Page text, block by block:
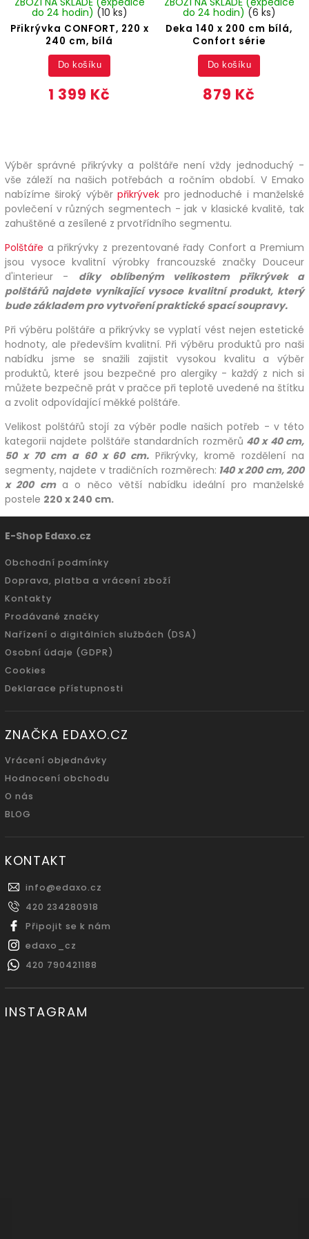
Přikrývka CONFORT, 220 x
240 cm, bílá
do 24 hodin) (10 ks)
1 399 Kč
Do košíku
Deka 140 x 200 cm bílá,
Confort série
do 24 hodin) (6 ks)
879 Kč
Do košíku
Výběr správné přikrývky a polštáře není vždy jednoduchý -
vše záleží na našich potřebách a ročním období. V Emako
nabízíme široký výběrpřikrývek pro jednoduché i manželské
povlečení v různých segmentech - jak v klasické kvalitě, tak
zahuštěné a zesílené z prvotřídního segmentu.
Polštáře a přikrývky z prezentované řady Confort a Premium
jsou vysoce kvalitní výrobky francouzské značky Douceur
d'interieur - díky oblíbeným velikostem přikrývek a
polštářů najdete vynikající vysoce kvalitní produkt, který
bude základem pro vytvoření praktické spací soupravy.
Při výběru polštáře a přikrývky se vyplatí vést nejen estetické
hodnoty, ale především kvalitní. Při výběru produktů pro naši
nabídku jsme se snažili zajistit vysokou kvalitu a výběr
produktů, které jsou bezpečné pro alergiky - každý z nich si
můžete bezpečně prát v pračce při teplotě uvedené na štítku
a zvolit odpovídající měkké polštáře.
Velikost polštářů stojí za výběr podle našich potřeb - v této
kategorii najdete polštáře standardních rozměrů 40 x 40 cm,
50 x 70 cm a 60 x 60 cm. Přikrývky, kromě rozdělení na
segmenty, najdete v tradičních rozměrech: 140 x 200 cm, 200
x 200 cm a o něco větší nabídku ideální pro manželské
postele 220 x 240 cm.
E-Shop Edaxo.cz
Obchodní podmínky
Doprava, platba a vrácení zboží
Kontakty
Prodávané značky
Nařízení o digitálních službách (DSA)
Osobní údaje (GDPR)
Cookies
Deklarace přístupnosti
ZNAČKA EDAXO.CZ
Vrácení objednávky
Hodnocení obchodu
O nás
BLOG
KONTAKT
info@edaxo.cz
420 234280918
Připojit se k nám
edaxo_cz
420 790421188
INSTAGRAM